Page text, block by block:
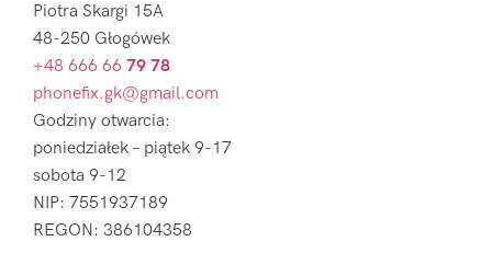
Piotra Skargi 15A
48-250 Głogówek
+48 666 66 79 78
phonefix.gk@gmail.com
Godziny otwarcia:
poniedziałek – piątek 9-17
sobota 9-12
NIP: 7551937189
REGON: 386104358